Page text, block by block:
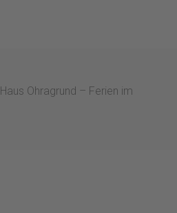
Haus Ohragrund – Ferien im